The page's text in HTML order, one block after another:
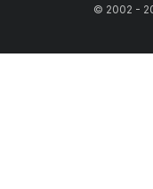
© 2002 -